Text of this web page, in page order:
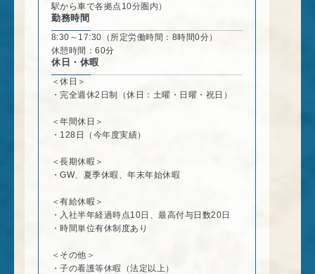
駅から車で各拠点10分圏内）
勤務時間
8:30～17:30（所定労働時間：8時間0分）
休憩時間：60分
休日・休暇
＜休日＞
・完全週休2日制（休日：土曜・日曜・祝日）
＜年間休日＞
・128日（今年度実績）
＜長期休暇＞
・GW、夏季休暇、年末年始休暇
＜有給休暇＞
・入社半年経過時点10日、最高付与日数20日
・時間単位有休制度あり
＜その他＞
・子の看護等休暇（法定以上）